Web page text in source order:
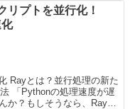
リプトを並行化！
Rayとは？並行処理の新た
「Pythonの処理速度が遅
？もしそうなら、Rayは